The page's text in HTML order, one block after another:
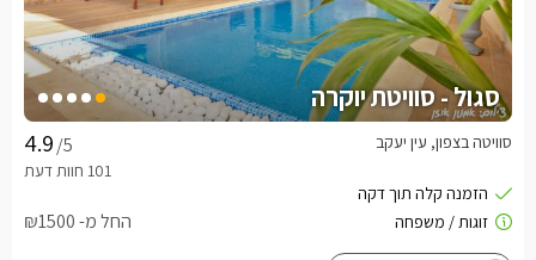
סגול - סוויטת יוקרה
/5 סוויטה בצפון, עין יעקב
החל מ- ₪1500